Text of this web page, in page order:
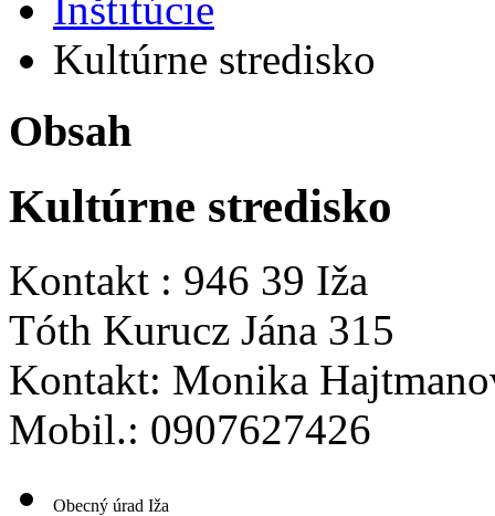
Kultúrne stredisko
Obsah
Kultúrne stredisko
Kontakt : 946 39 Iža
Tóth Kurucz Jána 315
Kontakt: Monika
Mobil.: 0907627426
Obecný úrad Iža